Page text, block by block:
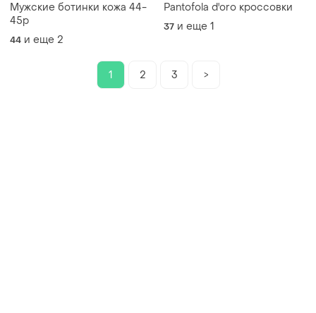
Мужские ботинки кожа 44-
45р
44 и еще 2
Pantofola d'oro кроссовки
37 и еще 1
1 2 3 >